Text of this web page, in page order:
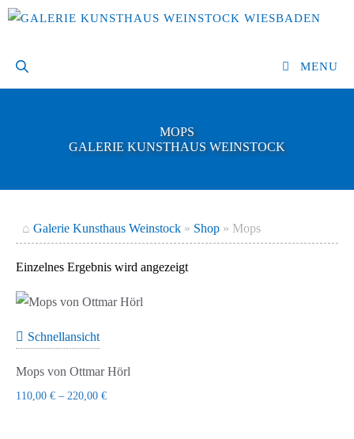
Zum
MENU
MOPS
GALERIE KUNSTHAUS WEINSTOCK
⌂ Galerie Kunsthaus Weinstock » Shop » Mops
Einzelnes Ergebnis wird angezeigt
Schnellansicht
Mops von Ottmar Hörl
110,00 € – 220,00 €